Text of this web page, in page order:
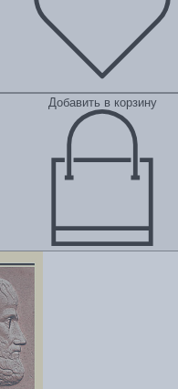
Добавить в корзину